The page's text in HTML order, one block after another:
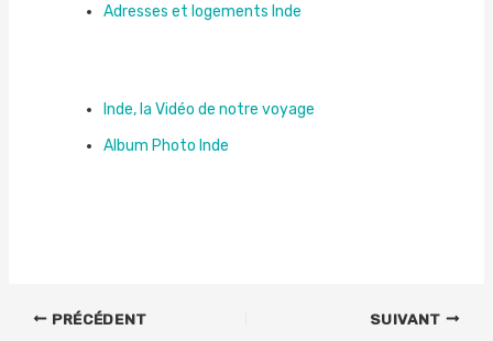
Adresses et logements Inde
Inde, la Vidéo de notre voyage
Album Photo Inde
PRÉCÉDENT SUIVANT